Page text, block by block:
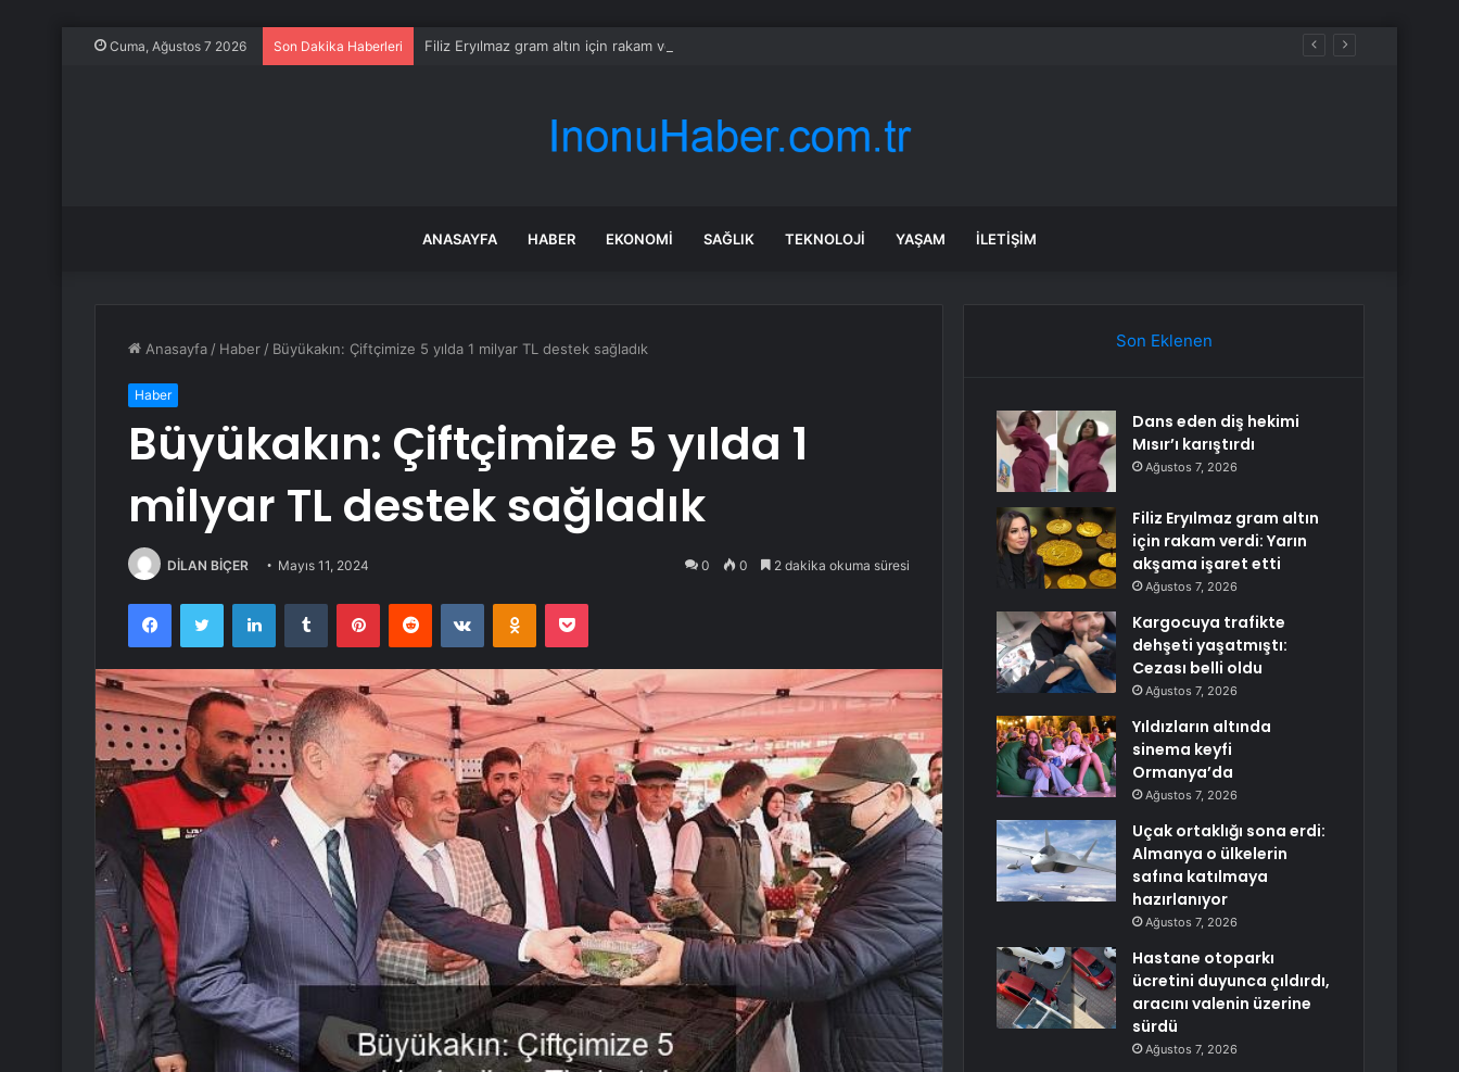
Cuma, Ağustos 7 2026 Son Dakika Haberleri Filiz Eryılmaz gram altın için rakam verdi: Yarın akşama işaret etti
ANASAYFA HABER EKONOMI SAĞLIK TEKNOLOJI YAŞAM İLETIŞIM
Anasayfa / Haber / Büyükakın: Çiftçimize 5 yılda 1 milyar TL destek sağladık
Haber
Büyükakın: Çiftçimize 5 yılda 1
milyar TL destek sağladık
DİLAN BİÇER Mayıs 11, 2024 0 0 2 dakika okuma süresi
FacebookTwitter LinkedInTumblr PinterestReddit VKontakteOdnoklassniki
Pocket
Son Eklenen
Dans eden diş hekimi
Mısır’ı karıştırdı
Ağustos 7, 2026
Filiz Eryılmaz gram altın
için rakam verdi: Yarın
akşama işaret etti
Ağustos 7, 2026
Kargocuya trafikte
dehşeti yaşatmıştı:
Cezası belli oldu
Ağustos 7, 2026
Yıldızların altında
sinema keyfi
Ormanya’da
Ağustos 7, 2026
Uçak ortaklığı sona erdi:
Almanya o ülkelerin
safına katılmaya
hazırlanıyor
Ağustos 7, 2026
Hastane otoparkı
ücretini duyunca çıldırdı,
aracını valenin üzerine
sürdü
Ağustos 7, 2026